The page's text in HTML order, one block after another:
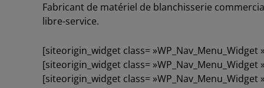
Fabricant de matériel de blanchisserie
libre-service.
[siteorigin_widget class= »WP_Nav_Menu_Widget
[siteorigin_widget class= »WP_Nav_Menu_Widget
[siteorigin_widget class= »WP_Nav_Menu_Widget